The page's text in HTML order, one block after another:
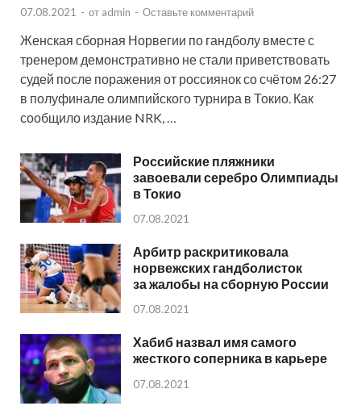
07.08.2021 - от admin - Оставьте комментарий
Женская сборная Норвегии по гандболу вместе с
тренером демонстративно не стали приветствовать
судей после поражения от россиянок со счётом 26:27
в полуфинале олимпийского турнира в Токио. Как
сообщило издание NRK, …
Российские пляжники
завоевали серебро Олимпиады
в Токио
07.08.2021
Арбитр раскритиковала
норвежских гандболисток
за жалобы на сборную России
07.08.2021
Хабиб назвал имя самого
жесткого соперника в карьере
07.08.2021